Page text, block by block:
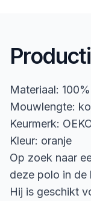
Materiaal:
Mouwlengte:
Keurmerk:
Kleur: oranje
Op zoek naar
deze polo in de
Hij is geschikt